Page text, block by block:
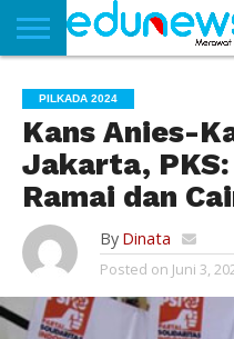
NEWS
EDUNEWS
LITERASI
PUSTAKA
SOSOK
TEKNO
KHASANAH
SASTRA
PILKADA 2024
Kans Anies-
Jakarta,
Ramai dan
By Dinata
Posted on Juni 3,